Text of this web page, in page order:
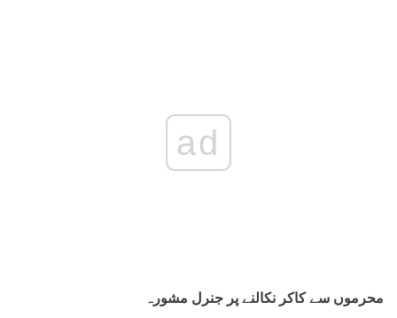
ad
محرموں سے کاکر نکالنے پر جنرل مشورہ